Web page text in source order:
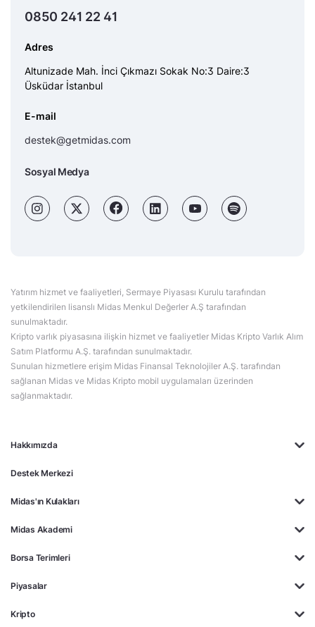
Hakkımızda
Destek Merkezi
Midas'ın Kulakları
Midas Akademi
Borsa Terimleri
Piyasalar
Kripto
0850 241 22 41
Adres
Altunizade Mah. İnci Çıkmazı Sokak No:3 Daire:3
Üsküdar İstanbul
E-mail
destek@getmidas.com
Sosyal Medya
Yatırım hizmet ve faaliyetleri, Sermaye Piyasası Kurulu tarafından
yetkilendirilen lisanslı Midas Menkul Değerler A.Ş tarafından
sunulmaktadır.
Kripto varlık piyasasına ilişkin hizmet ve faaliyetler Midas Kripto Varlık Alım
Satım Platformu A.Ş. tarafından sunulmaktadır.
Sunulan hizmetlere erişim Midas Finansal Teknolojiler A.Ş. tarafından
sağlanan Midas ve Midas Kripto mobil uygulamaları üzerinden
sağlanmaktadır.